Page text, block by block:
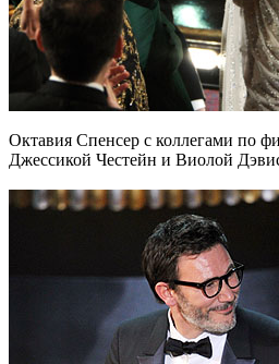
Октавия Спенсер с коллегами по
Джессикой Честейн и Виолой